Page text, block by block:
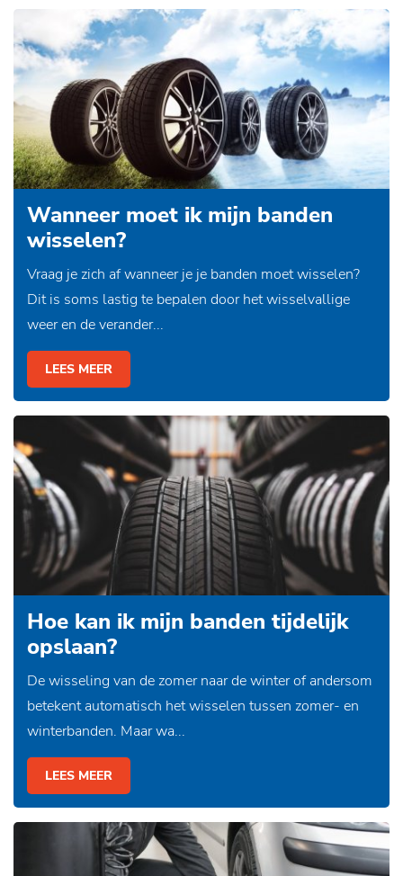
Wanneer moet ik mijn banden
wisselen?
Vraag je zich af wanneer je je banden moet wisselen?
Dit is soms lastig te bepalen door het wisselvallige
weer en de verander...
LEES MEER
Hoe kan ik mijn banden tijdelijk
opslaan?
De wisseling van de zomer naar de winter of andersom
betekent automatisch het wisselen tussen zomer- en
winterbanden. Maar wa...
LEES MEER